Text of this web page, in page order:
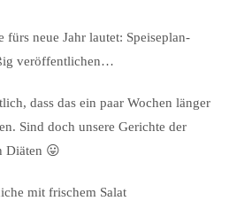
fürs neue Jahr lautet: Speiseplan-
veröffentlichen…
dass das ein paar Wochen länger
Sind doch unsere Gerichte der
Diäten 😛
mit frischem Salat